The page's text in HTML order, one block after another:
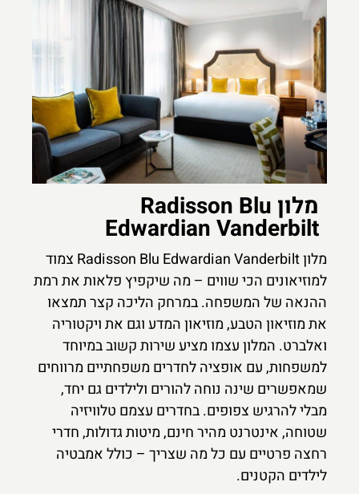
מלון Radisson Blu
Edwardian Vanderbilt
מלון Radisson Blu Edwardian Vanderbilt צמוד
למוזיאונים הכי שווים – מה שיקפיץ פלאות את רמת
ההנאה של המשפחה. במרחק הליכה קצר תמצאו
את מוזיאון הטבע, מוזיאון המדע וגם את ויקטוריה
ואלברט. המלון עצמו מציע שירות קשוב במיוחד
למשפחות, עם אופציה לחדרים משפחתיים מרווחים
שמאפשרים שינה נוחה להורים ולילדים גם יחד,
מבלי להרגיש צפופים. בחדרים עצמם טלוויזיה
שטוחה, אינטרנט מהיר חינם, מיטות גדולות, חדרי
רחצה פרטיים עם כל מה שצריך – כולל אמבטיה
לילדים הקטנים.